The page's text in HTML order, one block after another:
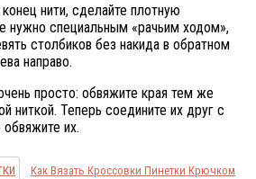
нити, сделайте плотную
нужно специальным «рачьим ходом»,
столбиков без накида в обратном
направо.
просто: обвяжите края тем же
ниткой. Теперь соедините их друг с
их.
Как Вязать Кроссовки Пинетки Крючком